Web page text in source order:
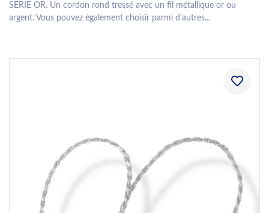
SERIE OR. Un cordon rond tressé avec un fil métallique or ou
argent. Vous pouvez également choisir parmi d’autres...